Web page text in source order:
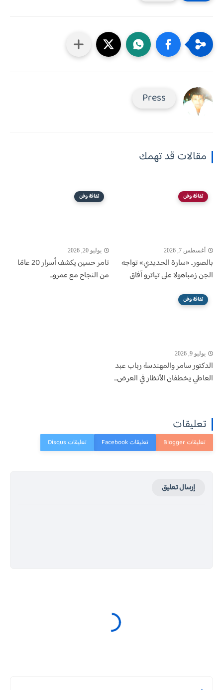
Press
مقالات قد تهمك
ثقافة وفن
أغسطس 7, 2026
بالصور.. «سارة الحديدي» تواجه
الجن زمباهولا على تياترو آفاق
ثقافة وفن
يوليو 20, 2026
تامر حسين يكشف أسرار 20 عامًا
من النجاح مع عمرو...
ثقافة وفن
يوليو 9, 2026
الدكتور سامر والمهندسة رباب عبد
العاطي يخطفان الأنظار في العرض...
تعليقات
إرسال تعليق